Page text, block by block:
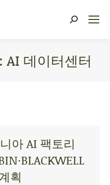
AI 데이터센터
아 AI 팩토리
획